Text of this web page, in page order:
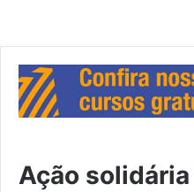
Ação solidária